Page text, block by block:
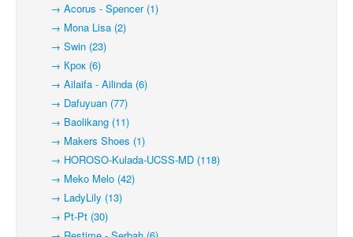
→ Acorus - Spencer (1)
→ Mona Lisa (2)
→ Swin (23)
→ Крок (6)
→ Ailaifa - Ailinda (6)
→ Dafuyuan (77)
→ Baolikang (11)
→ Makers Shoes (1)
→ HOROSO-Kulada-UCSS-MD (118)
→ Meko Melo (42)
→ LadyLily (13)
→ Pt-Pt (30)